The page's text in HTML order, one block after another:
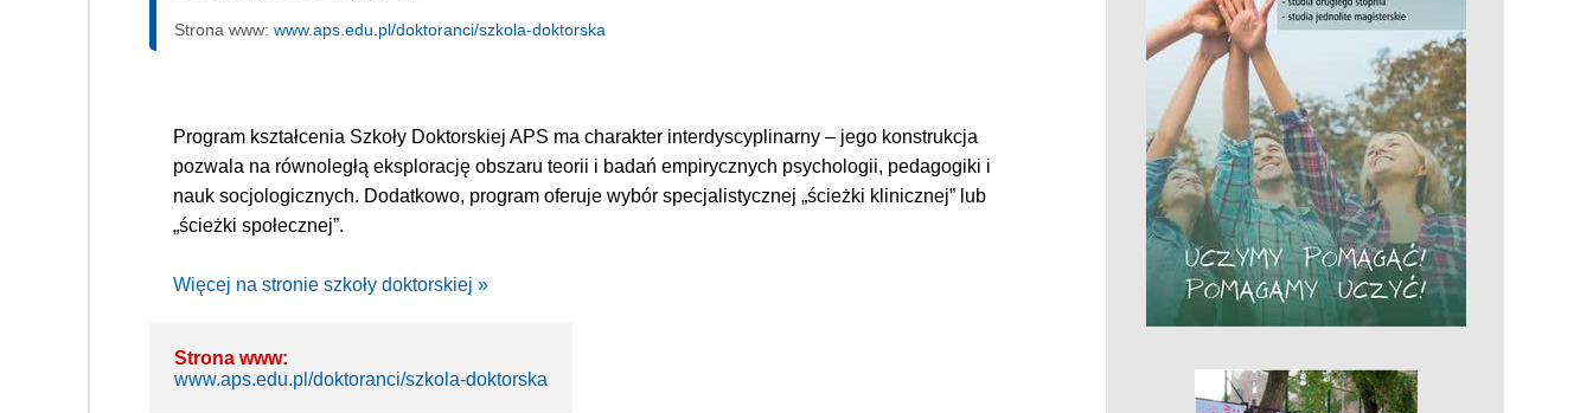
Strona www: www.aps.edu.pl/doktoranci/szkola-doktorska
Program kształcenia Szkoły Doktorskiej APS ma charakter interdyscyplinarny – jego konstrukcja
pozwala na równoległą eksplorację obszaru teorii i badań empirycznych psychologii, pedagogiki i
nauk socjologicznych. Dodatkowo, program oferuje wybór specjalistycznej „ścieżki klinicznej” lub
„ścieżki społecznej”.
Więcej na stronie szkoły doktorskiej »
Strona www:
www.aps.edu.pl/doktoranci/szkola-doktorska